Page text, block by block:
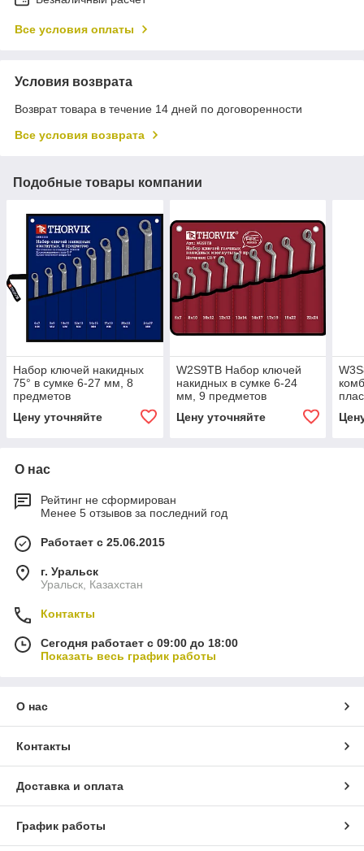
Все условия оплаты
Условия возврата
Возврат товара в течение 14 дней по договоренности
Все условия возврата
Подобные товары компании
Набор ключей накидных
75° в сумке 6-27 мм, 8
предметов
Цену уточняйте
W2S9TB Набор ключей
накидных в сумке 6-24
мм, 9 предметов
Цену уточняйте
О нас
Рейтинг не сформирован
Менее 5 отзывов за последний год
Работает с 25.06.2015
г. Уральск
Уральск, Казахстан
Контакты
Сегодня работает с 09:00 до 18:00
Показать весь график работы
О нас
Контакты
Доставка и оплата
График работы